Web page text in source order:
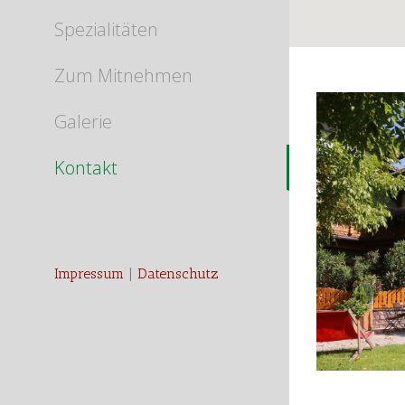
Spezialitäten
Zum Mitnehmen
Galerie
Kontakt
Impressum Datenschutz